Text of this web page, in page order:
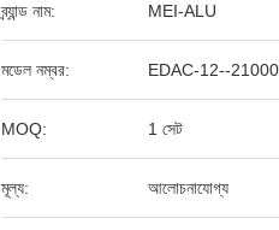
ব্র্যান্ড নাম: MEI-ALU
মডেল নম্বর: EDAC-12--
MOQ: 1 সেট
মূল্য: আলোচনাযোগ্য